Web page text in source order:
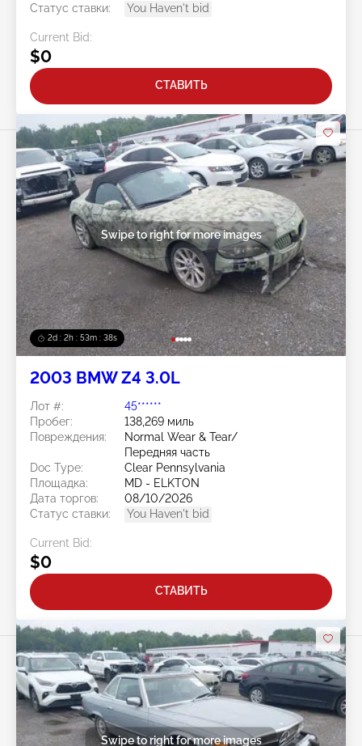
Статус ставки:
You Haven't bid
Current Bid:
$0
СТАВИТЬ
2d : 2h : 53m : 35s
Swipe to right for more images
2003 BMW Z4 3.0L
Лот #:
45******
Пробег:
138,269 миль
Повреждения:
Normal Wear & Tear/
Передняя часть
Doc Type:
Clear Pennsylvania
Площадка:
MD - ELKTON
Дата торгов:
08/10/2026
Статус ставки:
You Haven't bid
Current Bid:
$0
СТАВИТЬ
Swipe to right for more images